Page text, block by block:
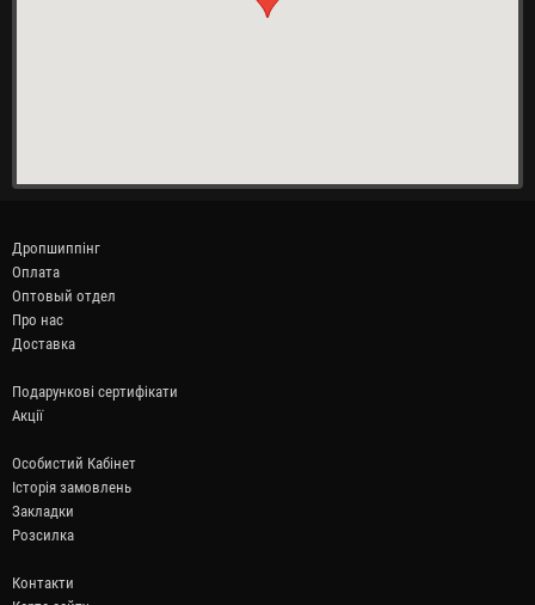
Дропшиппінг
Оплата
Оптовый отдел
Про нас
Доставка
Подарункові сертифікати
Акції
Особистий Кабінет
Історія замовлень
Закладки
Розсилка
Контакти